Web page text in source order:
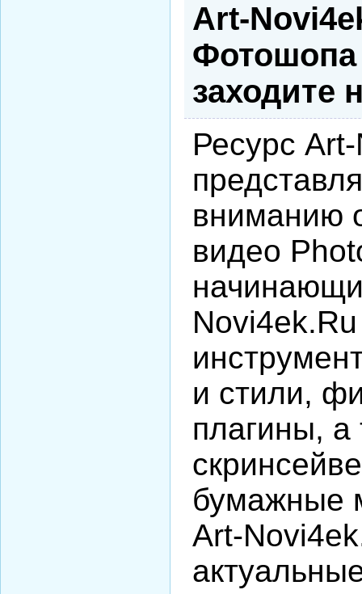
Art-
Фотошопа
заходите
Ресурс
вниманию
видео
и стили,
плагины, а
бумажные
Art-